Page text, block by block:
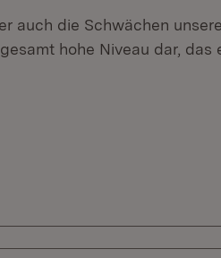
auch die Schwächen
hohe Niveau dar, das